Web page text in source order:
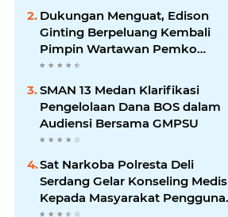
Dukungan Menguat, Edison
Ginting Berpeluang Kembali
Pimpin Wartawan Pemko
Medan
SMAN 13 Medan Klarifikasi
Pengelolaan Dana BOS dalam
Audiensi Bersama GMPSU
Sat Narkoba Polresta Deli
Serdang Gelar Konseling Medis
Kepada Masyarakat Pengguna